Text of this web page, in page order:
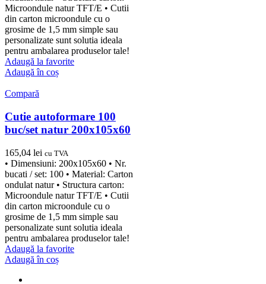
Microondule natur TFT/E • Cutii
din carton microondule cu o
grosime de 1,5 mm simple sau
personalizate sunt solutia ideala
pentru ambalarea produselor tale!
Adaugă la favorite
Adaugă în coș
Compară
Cutie autoformare 100
buc/set natur 200x105x60
165,04 lei cu TVA
• Dimensiuni: 200x105x60 • Nr.
bucati / set: 100 • Material: Carton
ondulat natur • Structura carton:
Microondule natur TFT/E • Cutii
din carton microondule cu o
grosime de 1,5 mm simple sau
personalizate sunt solutia ideala
pentru ambalarea produselor tale!
Adaugă la favorite
Adaugă în coș